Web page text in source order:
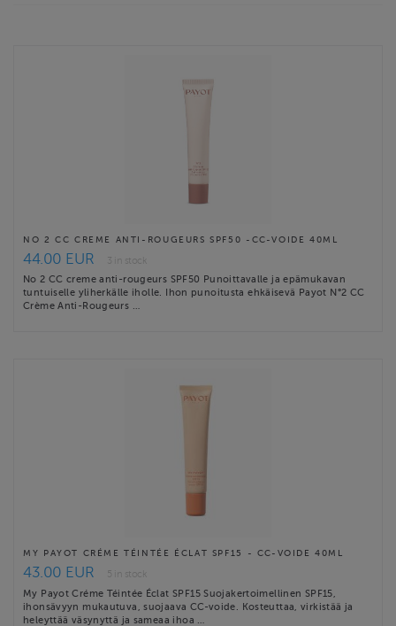
NO 2 CC CREME ANTI-ROUGEURS SPF50 -CC-VOIDE 40ML
44.00 EUR
3 in stock
No 2 CC creme anti-rougeurs SPF50 Punoittavalle ja epämukavan
tuntuiselle yliherkälle iholle. Ihon punoitusta ehkäisevä Payot N°2 CC
Crème Anti-Rougeurs …
MY PAYOT CRÉME TÉINTÉE ÉCLAT SPF15 - CC-VOIDE 40ML
43.00 EUR
5 in stock
My Payot Créme Téintée Éclat SPF15 Suojakertoimellinen SPF15,
ihonsävyyn mukautuva, suojaava CC-voide. Kosteuttaa, virkistää ja
heleyttää väsynyttä ja sameaa ihoa …